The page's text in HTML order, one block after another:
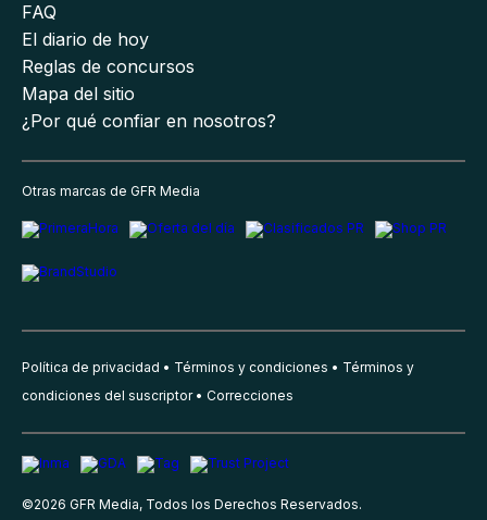
FAQ
El diario de hoy
Reglas de concursos
Mapa del sitio
¿Por qué confiar en nosotros?
Otras marcas de GFR Media
Política de privacidad Términos y condiciones
Términos y
condiciones del suscriptor
Correcciones
©2026 GFR Media, Todos los Derechos Reservados.